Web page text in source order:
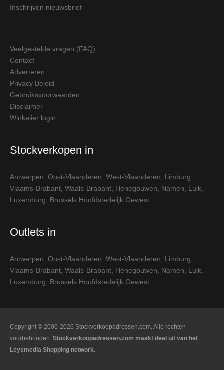
Inschrijven nieuwsbrief
Veelgestelde vragen (FAQ)
Contact
Adverteren
Privacy Beleid
Gebruiksvoorwaarden
Disclaimer
Winkelier login
Stockverkopen in
Antwerpen Oost-Vlaanderen West-Vlaanderen Limburg
Vlaams-Brabant Waals-Brabant Henegouwen Namen Luik
Luxemburg
Brussels Hoofdstedelijk Gewest
Outlets in
Antwerpen Oost-Vlaanderen West-Vlaanderen Limburg
Vlaams-Brabant Waals-Brabant Henegouwen Namen Luik
Luxemburg
Brussels Hoofdstedelijk Gewest
Copyright © 2006-2026 Stockverkoopadressen.com. Alle rechten
voorbehouden. Stockverkoopadressen.com maakt deel uit van het
Leysmedia Shopping network.